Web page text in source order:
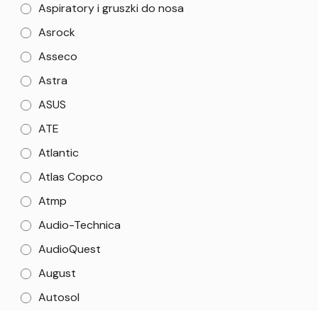
Aspiratory i gruszki do nosa
Asrock
Asseco
Astra
ASUS
ATE
Atlantic
Atlas Copco
Atmp
Audio-Technica
AudioQuest
August
Autosol